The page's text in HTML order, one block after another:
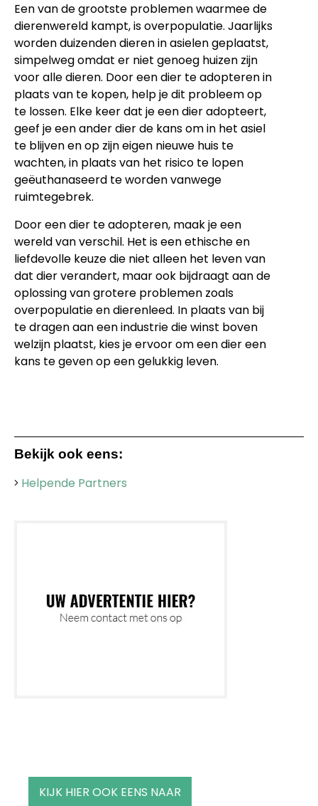
Een van de grootste problemen waarmee de
dierenwereld kampt, is overpopulatie. Jaarlijks
worden duizenden dieren in asielen geplaatst,
simpelweg omdat er niet genoeg huizen zijn
voor alle dieren. Door een dier te adopteren in
plaats van te kopen, help je dit probleem op
te lossen. Elke keer dat je een dier adopteert,
geef je een ander dier de kans om in het asiel
te blijven en op zijn eigen nieuwe huis te
wachten, in plaats van het risico te lopen
geëuthanaseerd te worden vanwege
ruimtegebrek.
Door een dier te adopteren, maak je een
wereld van verschil. Het is een ethische en
liefdevolle keuze die niet alleen het leven van
dat dier verandert, maar ook bijdraagt aan de
oplossing van grotere problemen zoals
overpopulatie en dierenleed. In plaats van bij
te dragen aan een industrie die winst boven
welzijn plaatst, kies je ervoor om een dier een
kans te geven op een gelukkig leven.
Bekijk ook eens:
Helpende Partners
KIJK HIER OOK EENS NAAR